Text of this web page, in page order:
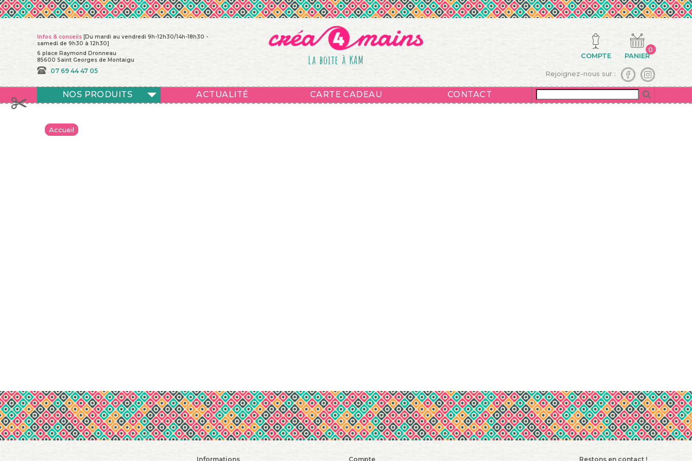
Infos & conseils [Du mardi au vendredi 9h-12h30/14h-18h30 -
samedi de 9h30 à 12h30]
6 place Raymond Dronneau
85600 Saint Georges de Montaigu
07 69 44 47 05
La boite à KAM PANIER
0
COMPTE
Rejoignez-nous sur :
NOS PRODUITS ACTUALITÉ CARTE CADEAU CONTACT
Accueil
Informations Compte Restons en contact !